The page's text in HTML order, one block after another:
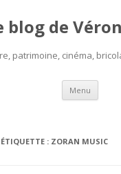
blog de
patrimoine, cinéma,
Menu Aller
: ZORAN MUSIC